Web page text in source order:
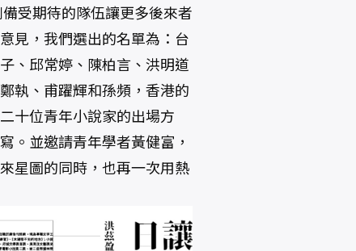
受期待的隊伍讓更多後來者
見，我們選出的名單為：台
、邱常婷、陳柏言、洪明道
執、甫躍輝和孫頻，香港的
十位青年小說家的出場方
。並邀請青年學者黃健富，
星圖的同時，也再一次用熱